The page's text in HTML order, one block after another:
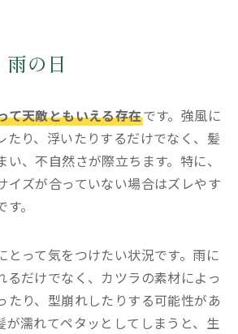
の日
て天敵ともいえる存在です。強風に
たり、浮いたりするだけでなく、髪
、不自然さが際立ちます。特に、
イズが合っていない場合はズレやす
。
とって気をつけたい状況です。雨に
るだけでなく、カツラの素材によっ
たり、型崩れしたりする可能性があ
が濡れてペタッとしてしまうと、生